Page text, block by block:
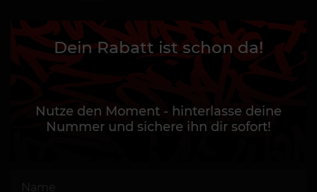
Dein Rabatt ist schon da!
Nutze den Moment - hinterlasse deine
Nummer und sichere ihn dir sofort!